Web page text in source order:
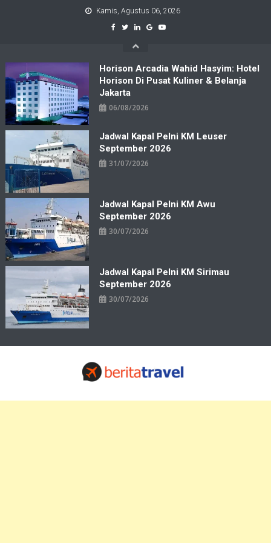
Kamis, Agustus 06, 2026
Horison Arcadia Wahid Hasyim: Hotel
Horison Di Pusat Kuliner & Belanja
Jakarta
06/08/2026
Jadwal Kapal Pelni KM Leuser
September 2026
31/07/2026
Jadwal Kapal Pelni KM Awu
September 2026
30/07/2026
Jadwal Kapal Pelni KM Sirimau
September 2026
30/07/2026
Travelbiz